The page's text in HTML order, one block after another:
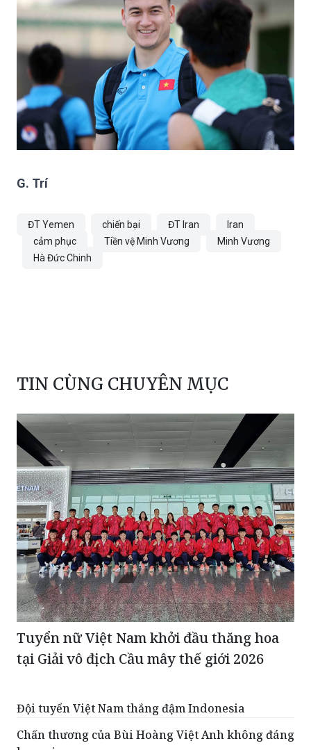
G. Trí
ĐT Yemen chiến bại ĐT Iran
Iran
cảm phục
Tiền vệ Minh Vương
Minh Vương
Hà Đức Chinh
TIN CÙNG CHUYÊN MỤC
Tuyển nữ Việt Nam khởi đầu thăng hoa
tại Giải vô địch Cầu mây thế giới 2026
Đội tuyển Việt Nam thắng đậm Indonesia
Chấn thương của Bùi Hoàng Việt Anh không đáng